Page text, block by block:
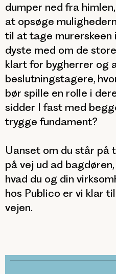
dumper ned fra
at opsøge
til at tage murerskeen
dyste med om de
klart for bygherrer og
beslutningstagere,
bør spille en rolle i
sidder I fast med
trygge fundament?
Uanset om du står på
på vej ud ad
hvad du og din
hos Publico er vi klar
vejen.